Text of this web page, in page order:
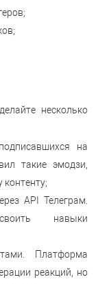
несколько
на
такие эмодзи,
контенту;
API Телеграм.
навыки
Платформа
реакций, но